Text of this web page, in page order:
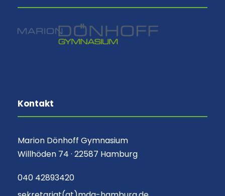
Kontakt
Marion Dönhoff Gymnasium
Willhöden 74 · 22587 Hamburg
040 42893420